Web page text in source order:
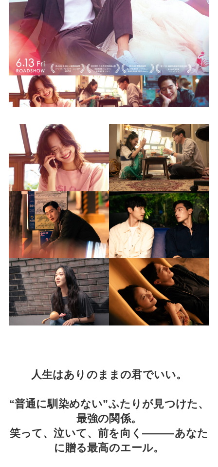
人生はありのままの君でいい。
“普通に馴染めない”ふたりが見つけた、
最強の関係。
笑って、泣いて、前を向く———あなた
に贈る最高のエール。